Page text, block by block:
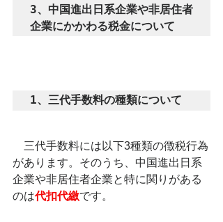
3、中国進出日系企業や非居住者
企業にかかわる税金について
1、三代手数料の種類について
三代手数料には以下3種類の徴税行為
があります。そのうち、中国進出日系
企業や非居住者企業と特に関りがある
のは代扣代繳です。